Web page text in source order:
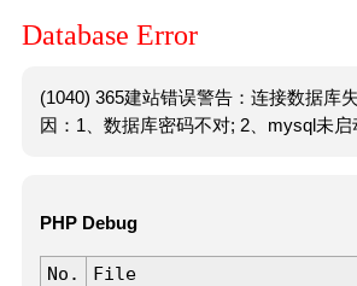
Database Error
(1040) 365建站错误警告：连接数据库
因：1、数据库密码不对; 2、mysql未启
PHP Debug
No. File